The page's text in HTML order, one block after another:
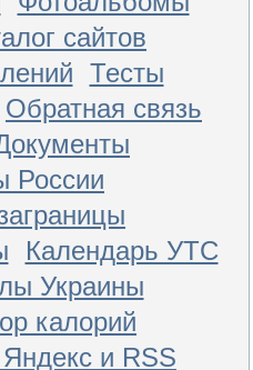
сайтов
Тесты
Обратная связь
России
Календарь УТС
Украины
калорий
и RSS